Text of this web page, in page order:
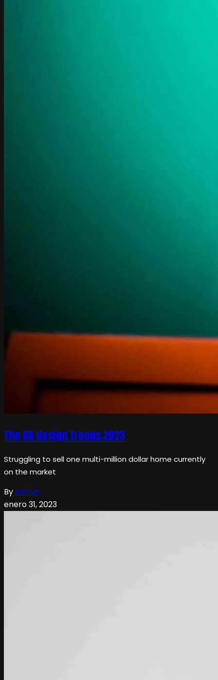
The UX design trends 2023
Struggling to sell one multi-million dollar home currently
on the market
Byadmin
enero 31, 2023